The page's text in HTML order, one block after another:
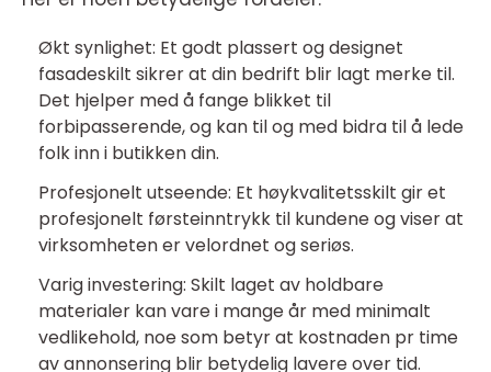
Økt synlighet: Et godt plassert og designet
fasadeskilt sikrer at din bedrift blir lagt merke til.
Det hjelper med å fange blikket til
forbipasserende, og kan til og med bidra til å lede
folk inn i butikken din.
Profesjonelt utseende: Et høykvalitetsskilt gir et
profesjonelt førsteinntrykk til kundene og viser at
virksomheten er velordnet og seriøs.
Varig investering: Skilt laget av holdbare
materialer kan vare i mange år med minimalt
vedlikehold, noe som betyr at kostnaden pr time
av annonsering blir betydelig lavere over tid.